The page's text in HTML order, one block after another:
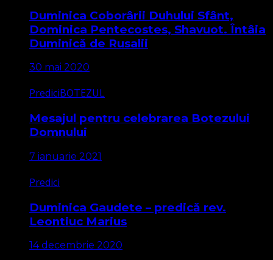
Duminica Coborârii Duhului Sfânt,
Dominica Pentecostes, Shavuot. Întâia
Duminică de Rusalii
30 mai 2020
PrediciBOTEZUL
Mesajul pentru celebrarea Botezului
Domnului
7 ianuarie 2021
Predici
Duminica Gaudete – predică rev.
Leontiuc Marius
14 decembrie 2020